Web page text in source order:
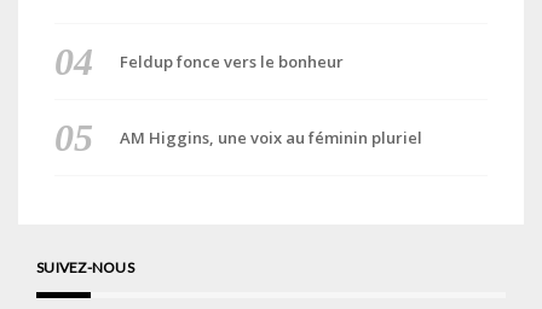
Feldup fonce vers le bonheur
AM Higgins, une voix au féminin pluriel
SUIVEZ-NOUS